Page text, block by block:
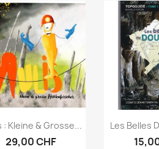
Aperçu rapide
: Kleine & Grosse...
29,00 CHF

Les Belles